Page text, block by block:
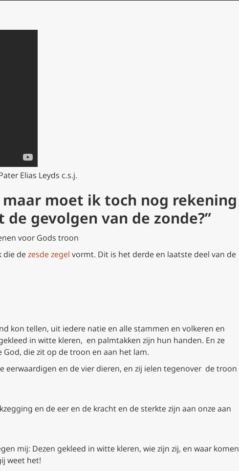
Elias Leyds c.s.j.
moet ik toch nog rekening
gevolgen van de zonde?”
voor Gods troon
die de zesde zegel vormt. Dit is het derde en laatste deel van de
kon tellen, uit iedere natie en alle stammen en volkeren en
in witte kleren, en palmtakken zijn hun handen. En ze
die zit op de troon en aan het lam.
en de vier dieren, en zij ielen tegenover de troon
en de eer en de kracht en de sterkte zijn aan onze aan
mij: Dezen gekleed in witte kleren, wie zijn zij, en waar komen
weet het!